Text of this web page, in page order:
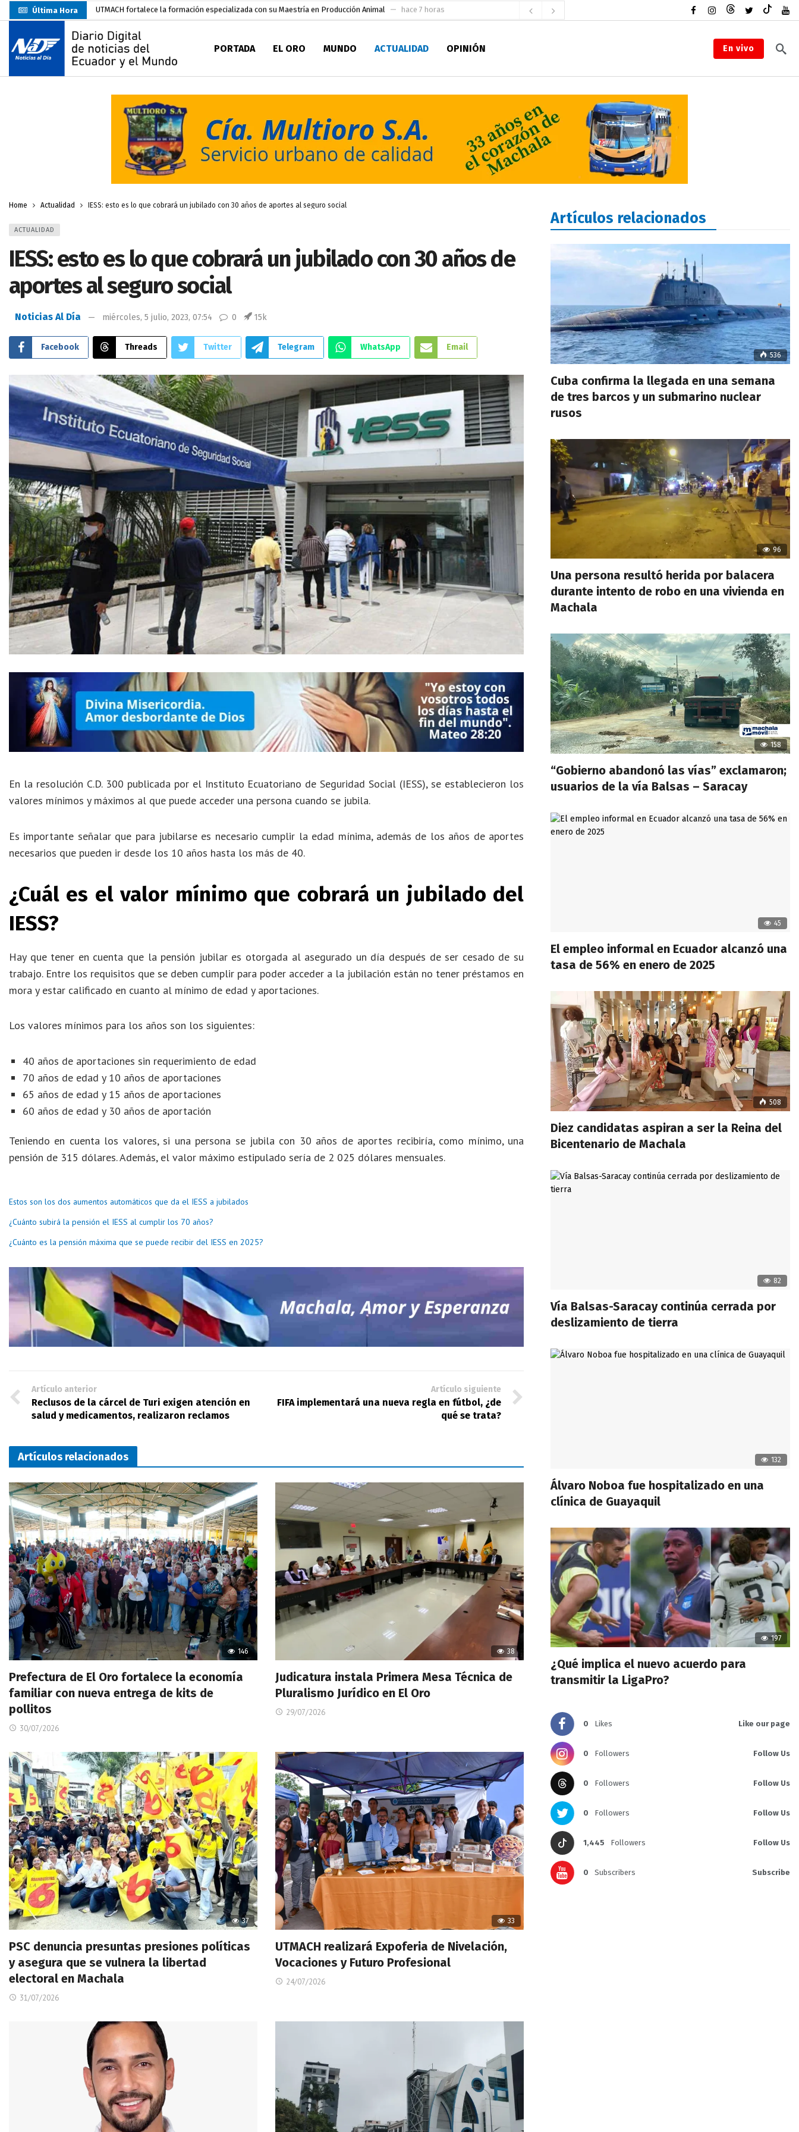
Última Hora Unidad Popular confirma acuerdo político con RC, socialismo y Lista 70 en Pichincha y varias provincias
Delegación de El Oro fiscaliza propaganda electoral
Gobierno Estudiantil Ugartino 2026-2027, fue posesionado hace 13 horas
Prefecto Clemente Bravo Inauguró Centro de Acopio Casa del Pescador Artesanal Orense
Colombia reanuda venta de energía
Carlos Rodríguez inscribe su candidatura a la alcaldía de Machala hace 2 días
Carlos Carrión Figueroa, Premio Nacional de Literatura Eugenio Espejo hace 2 días
Nuevo Santa Rosa Sporting Club inicia su camino en la Serie A del Fútbol Femenino Nacional 2026 hace 5 horas
PORTADA EL ORO MUNDO ACTUALIDAD OPINIÓN En vivo
Home Actualidad IESS: esto es lo que cobrará un jubilado con 30 años de aportes al seguro social
ACTUALIDAD
IESS: esto es lo que cobrará un jubilado con 30 años de
aportes al seguro social
Noticias Al Día miércoles, 5 julio, 2023, 07:54 0 15k
Facebook Threads Twitter Telegram WhatsApp Email
En la resolución C.D. 300 publicada por el Instituto Ecuatoriano de Seguridad Social (IESS), se establecieron los
valores mínimos y máximos al que puede acceder una persona cuando se jubila.
Es importante señalar que para jubilarse es necesario cumplir la edad mínima, además de los años de aportes
necesarios que pueden ir desde los 10 años hasta los más de 40.
¿Cuál es el valor mínimo que cobrará un jubilado del
IESS?
Hay que tener en cuenta que la pensión jubilar es otorgada al asegurado un día después de ser cesado de su
trabajo. Entre los requisitos que se deben cumplir para poder acceder a la jubilación están no tener préstamos en
mora y estar calificado en cuanto al mínimo de edad y aportaciones.
Los valores mínimos para los años son los siguientes:
40 años de aportaciones sin requerimiento de edad
70 años de edad y 10 años de aportaciones
65 años de edad y 15 años de aportaciones
60 años de edad y 30 años de aportación
Teniendo en cuenta los valores, si una persona se jubila con 30 años de aportes recibiría, como mínimo, una
pensión de 315 dólares. Además, el valor máximo estipulado sería de 2 025 dólares mensuales.
Estos son los dos aumentos automáticos que da el IESS a jubilados
¿Cuánto subirá la pensión el IESS al cumplir los 70 años?
¿Cuánto es la pensión máxima que se puede recibir del IESS en 2025?
Artículo anterior
Reclusos de la cárcel de Turi exigen atención en
salud y medicamentos, realizaron reclamos
Artículo siguiente
FIFA implementará una nueva regla en fútbol, ¿de
qué se trata?
Artículos relacionados
146
Prefectura de El Oro fortalece la economía
familiar con nueva entrega de kits de
pollitos
30/07/2026
38
Judicatura instala Primera Mesa Técnica de
Pluralismo Jurídico en El Oro
29/07/2026
37
PSC denuncia presuntas presiones políticas
y asegura que se vulnera la libertad
electoral en Machala
31/07/2026
33
UTMACH realizará Expoferia de Nivelación,
Vocaciones y Futuro Profesional
24/07/2026
Artículos relacionados
536
Cuba confirma la llegada en una semana
de tres barcos y un submarino nuclear
rusos
96
Una persona resultó herida por balacera
durante intento de robo en una vivienda en
Machala
158
“Gobierno abandonó las vías” exclamaron;
usuarios de la vía Balsas – Saracay
45
El empleo informal en Ecuador alcanzó una
tasa de 56% en enero de 2025
508
Diez candidatas aspiran a ser la Reina del
Bicentenario de Machala
82
Vía Balsas-Saracay continúa cerrada por
deslizamiento de tierra
132
Álvaro Noboa fue hospitalizado en una
clínica de Guayaquil
197
¿Qué implica el nuevo acuerdo para
transmitir la LigaPro?
0 Likes Like our page
0 Followers Follow Us
0 Followers Follow Us
0 Followers Follow Us
1,445 Followers Follow Us
0 Subscribers Subscribe